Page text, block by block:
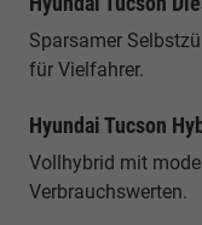
Sparsamer
für Vielfahrer.
Hyundai Tucson
Vollhybrid mit
Verbrauchswerten.